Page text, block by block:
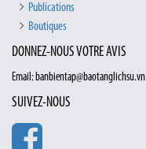
Publications
Boutiques
DONNEZ-NOUS VOTRE AVIS
Email: banbientap@baotanglichsu.vn
SUIVEZ-NOUS